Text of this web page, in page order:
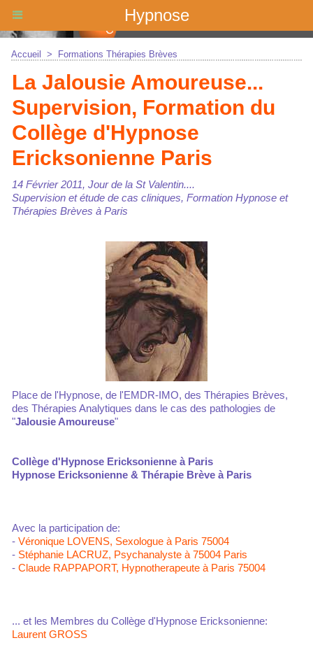
Hypnose
Accueil > Formations Thérapies Brèves
La Jalousie Amoureuse...
Supervision, Formation du
Collège d'Hypnose
Ericksonienne Paris
14 Février 2011, Jour de la St Valentin....
Supervision et étude de cas cliniques, Formation Hypnose et
Thérapies Brèves à Paris
Place de l'Hypnose, de l'EMDR-IMO, des Thérapies Brèves,
des Thérapies Analytiques dans le cas des pathologies de
"Jalousie Amoureuse"
Collège d'Hypnose Ericksonienne à Paris
Hypnose Ericksonienne & Thérapie Brève à Paris
Avec la participation de:
- Véronique LOVENS, Sexologue à Paris 75004
- Stéphanie LACRUZ, Psychanalyste à 75004 Paris
- Claude RAPPAPORT, Hypnotherapeute à Paris 75004
... et les Membres du Collège d'Hypnose Ericksonienne:
Laurent GROSS